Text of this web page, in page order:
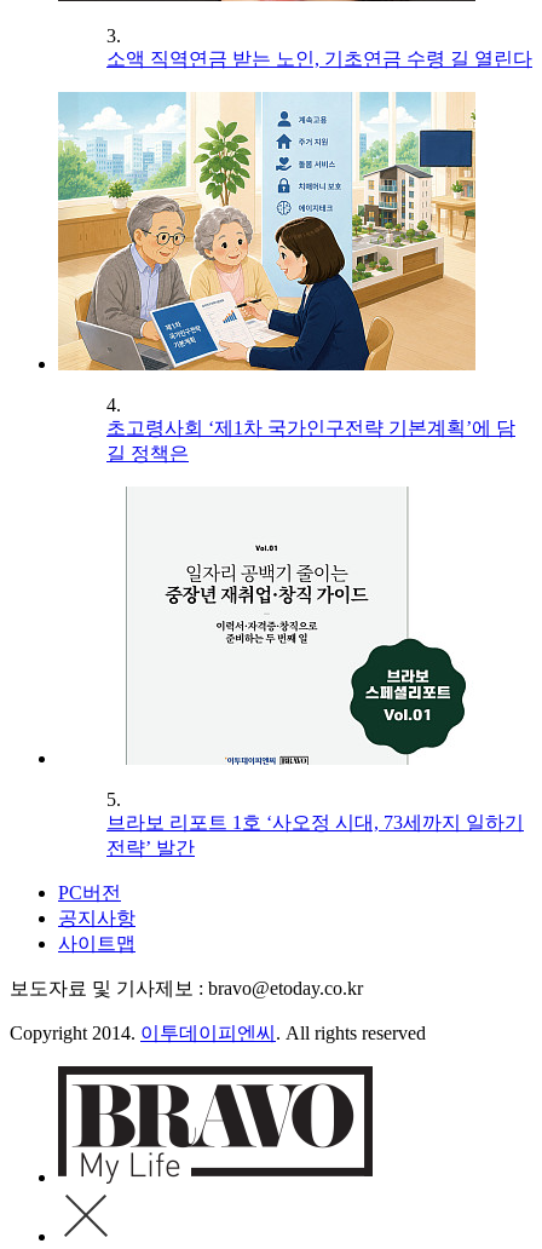
3.
소액 직역연금 받는 노인, 기초연금 수령 길 열린다
4.
초고령사회 ‘제1차 국가인구전략 기본계획’에 담
길 정책은
5.
브라보 리포트 1호 ‘사오정 시대, 73세까지 일하기
전략’ 발간
PC버전
공지사항
사이트맵
보도자료 및 기사제보 : bravo@etoday.co.kr
Copyright 2014. 이투데이피엔씨 . All rights reserved